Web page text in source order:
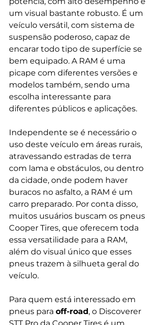
um visual bastante robusto. É um
veículo versátil, com sistema de
suspensão poderoso, capaz de
encarar todo tipo de superfície se
bem equipado. A RAM é uma
picape com diferentes versões e
modelos também, sendo uma
escolha interessante para
diferentes públicos e aplicações.
Independente se é necessário o
uso deste veículo em áreas rurais,
atravessando estradas de terra
com lama e obstáculos, ou dentro
da cidade, onde podem haver
buracos no asfalto, a RAM é um
carro preparado. Por conta disso,
muitos usuários buscam os pneus
Cooper Tires, que oferecem toda
essa versatilidade para a RAM,
além do visual único que esses
pneus trazem à silhueta geral do
veículo.
Para quem está interessado em
pneus para off-road, o Discoverer
STT Pro da Cooper Tires é um